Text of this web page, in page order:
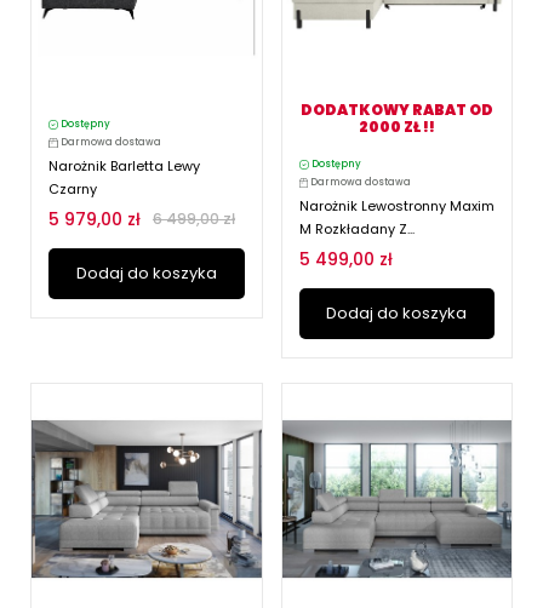
Dostępny
Darmowa dostawa
Narożnik Barletta Lewy
Czarny
5 979,00 zł 6 499,00 zł
Dodaj do koszyka
DODATKOWY RABAT OD
2000 ZŁ !!
Dostępny
Darmowa dostawa
Narożnik Lewostronny Maxim
M Rozkładany Z...
5 499,00 zł
Dodaj do koszyka